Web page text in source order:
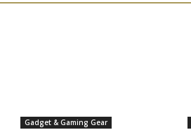
Gadget & Gaming Gear